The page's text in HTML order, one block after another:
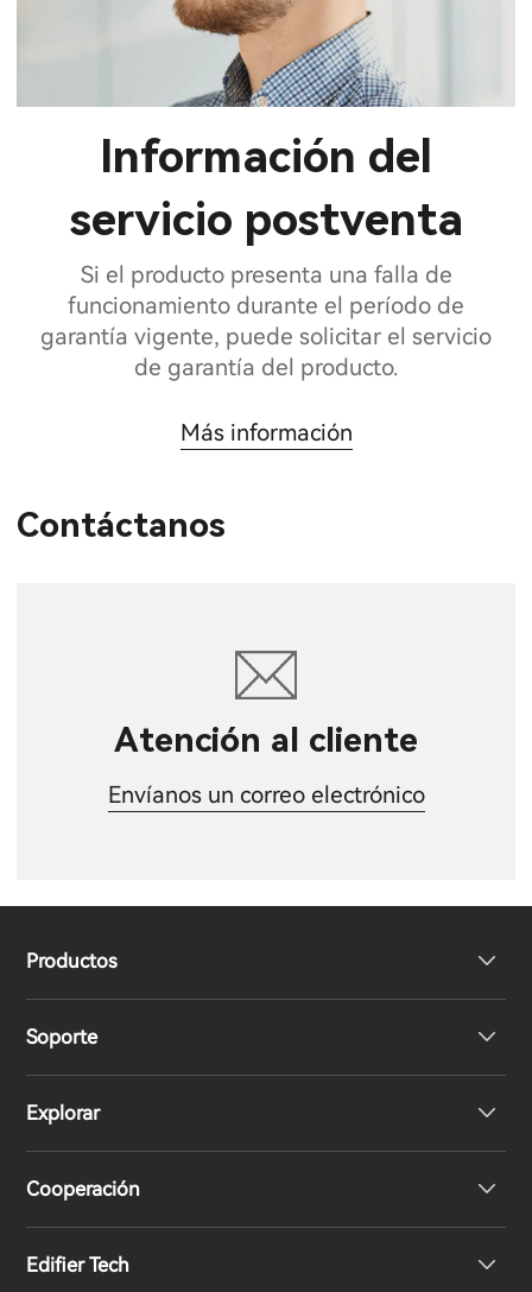
Información del
servicio postventa
Si el producto presenta una falla de
funcionamiento durante el período de
garantía vigente, puede solicitar el servicio
de garantía del producto.
Más información
Contáctanos
Atención al cliente
Envíanos un correo electrónico
Productos
Auriculares
Altavoces
Soporte
Soporte del producto
Declaración de conformidad de la UE
Explorar
Nuestra historia
Cooperación
Edifier Tech